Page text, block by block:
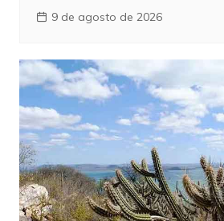
9 de agosto de 2026